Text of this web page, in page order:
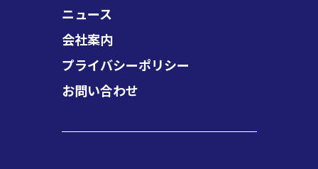
ニュース
会社案内
プライバシーポリシー
お問い合わせ